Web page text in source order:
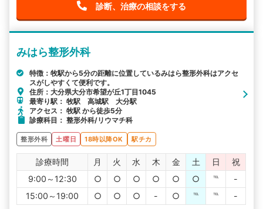
診断、治療の相談をする
みはら整形外科
特徴：牧駅から5分の距離に位置しているみはら整形外科はアクセ
スがしやすくて便利です。
住所：大分県大分市希望が丘1丁目1045
最寄り駅： 牧駅 高城駅 大分駅
アクセス： 牧駅 から徒歩5分
診療科目： 整形外科/リウマチ科
整形外科 土曜日 18時以降OK 駅チカ
診療時間 月 火 水 木 金 土 日
祝
9:00～12:30
○ ○ ○ ○ ○ ○ ℡
-
15:00～19:00
○ ○ ○ - ○ ℡ ℡ -